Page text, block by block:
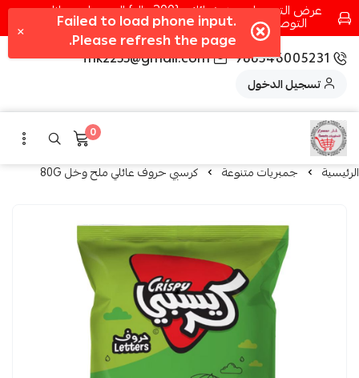
عرض التوصيل عند شرائك بـ{200ريال} التوصيل مجانا
التوصيل في مكه فقط كل اسبوع اصناف جديدة
966546005231
fhk2255@gmail.com
تسجيل الدخول
0
الرئيسية جمبريات متنوعة كرسبي حروف عائلي ملح وخل 80G